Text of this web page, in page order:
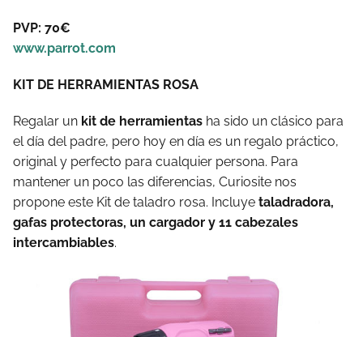
PVP: 70€
www.parrot.com
KIT DE HERRAMIENTAS ROSA
Regalar un kit de herramientas ha sido un clásico para
el día del padre, pero hoy en día es un regalo práctico,
original y perfecto para cualquier persona. Para
mantener un poco las diferencias, Curiosite nos
propone este Kit de taladro rosa. Incluye taladradora,
gafas protectoras, un cargador y 11 cabezales
intercambiables.